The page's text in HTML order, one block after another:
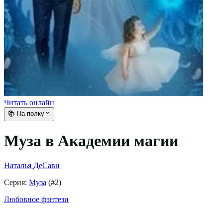
Читать онлайн
📚 На полку
Муза в Академии магии
Наталья ДеСави
Серия: Муза (#2)
Любовное фэнтези